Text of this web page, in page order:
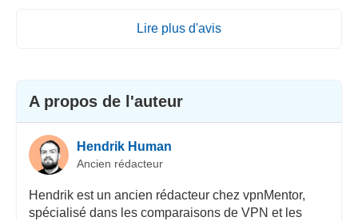
Lire plus d'avis
A propos de l'auteur
Hendrik Human
Ancien rédacteur
Hendrik est un ancien rédacteur chez vpnMentor,
spécialisé dans les comparaisons de VPN et les